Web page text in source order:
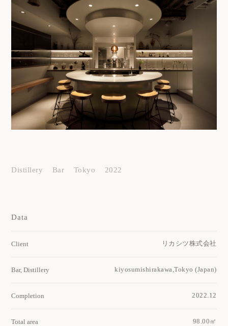
Distillery Bar Tokyo 2022
Data
Client リカシツ株式会社
Bar, Distillery kiyosumishirakawa,Tokyo (Japan)
Completion 2022.12
Total area 98.00㎡